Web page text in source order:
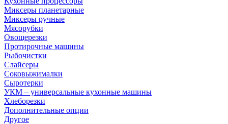
Миксеры планетарные
Миксеры ручные
Мясорубки
Овощерезки
Протирочные машины
Рыбочистки
Слайсеры
Соковыжималки
Сыротерки
УКМ – универсальные кухонные машины
Хлеборезки
Дополнительные опции
Другое